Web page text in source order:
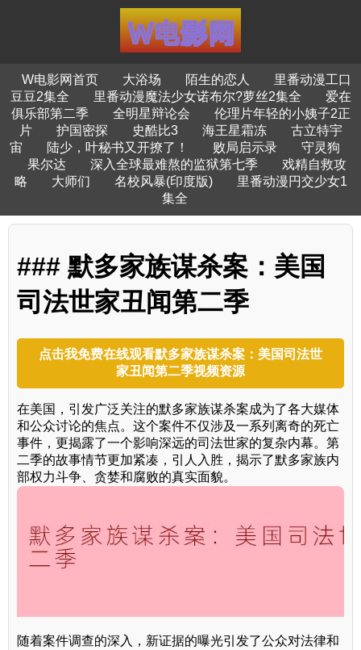
W电影网首页 大浴场 陌生的恋人
里番动漫工口
豆豆2集全
里番动漫魔法少女诺布尔?萝丝2集全
爱在
俱乐部第二季
全明星辩论会
伦理片年轻的小姨子2正
片
护国密探 史酷比3 海王星霜冻
古立特宇
宙
陆少，叶秘书又开撩了！ 败局启示录
守灵狗
果尔达
深入全球最难熬的监狱第七季
戏精自救攻
略
大师们 名校风暴(印度版)
里番动漫円交少女1
集全
### 默多家族谋杀案：美国
司法世家丑闻第二季
点击我免费在线观看默多家族谋杀案：美国司法世
家丑闻第二季视频资源
在美国，引发广泛关注的默多家族谋杀案成为了各大媒体
和公众讨论的焦点。这个案件不仅涉及一系列离奇的死亡
事件，更揭露了一个影响深远的司法世家的复杂内幕。第
二季的故事情节更加紧凑，引人入胜，揭示了默多家族内
部权力斗争、贪婪和腐败的真实面貌。
随着案件调查的深入，新证据的曝光引发了公众对法律和